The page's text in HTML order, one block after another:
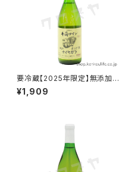
要冷蔵【2025年限定】無添加に
ごり生ワイン 白 720ml｜酸化
防止剤無添加の無濾過限定醸
¥1,909